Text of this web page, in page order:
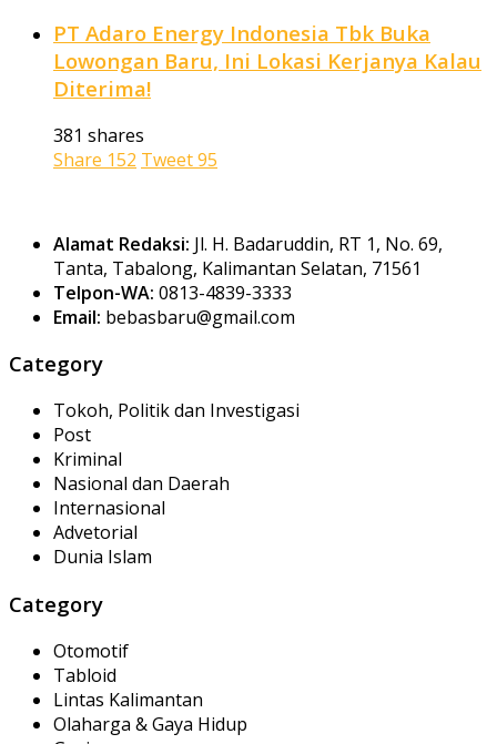
PT Adaro Energy Indonesia Tbk Buka
Lowongan Baru, Ini Lokasi Kerjanya Kalau
Diterima!
381 shares
Share 152 Tweet95
Alamat Redaksi: Jl. H. Badaruddin, RT 1, No. 69,
Tanta, Tabalong, Kalimantan Selatan, 71561
Telpon-WA: 0813-4839-3333
Email: bebasbaru@gmail.com
Category
Tokoh, Politik dan Investigasi
Post
Kriminal
Nasional dan Daerah
Internasional
Advetorial
Dunia Islam
Category
Otomotif
Tabloid
Lintas Kalimantan
Olaharga & Gaya Hidup